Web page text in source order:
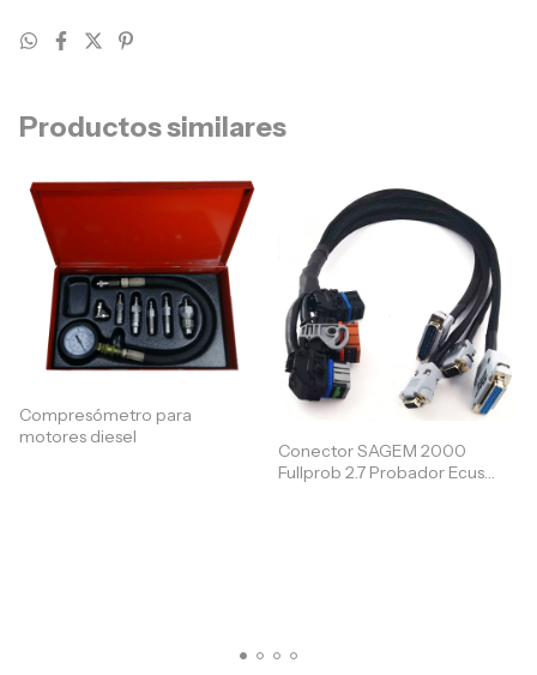
Productos similares
Compresómetro para
motores diesel
Conector SAGEM 2000
Fullprob 2.7 Probador Ecus